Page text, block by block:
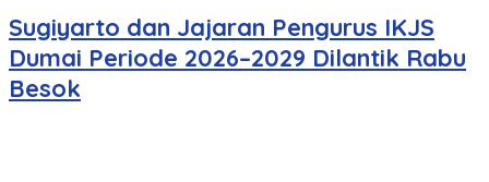
Sugiyarto dan Jajaran Pengurus IKJS
Dumai Periode 2026–2029 Dilantik Rabu
Besok